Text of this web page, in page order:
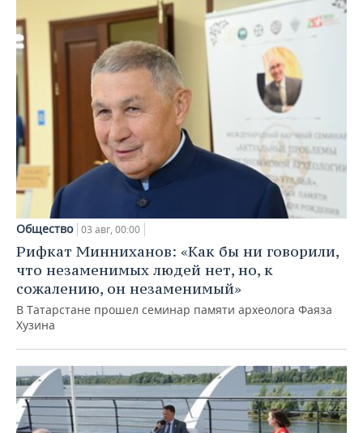
Общество 03 авг, 00:00
Рифкат Минниханов: «Как бы ни говорили,
что незаменимых людей нет, но, к
сожалению, он незаменимый»
В Татарстане прошел семинар памяти археолога Фаяза
Хузина